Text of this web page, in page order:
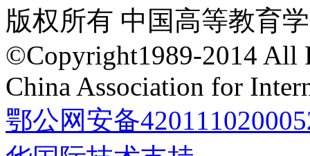
版权所有 中国高等教育
©Copyright1989-2014 All
China Association for
鄂公网安备